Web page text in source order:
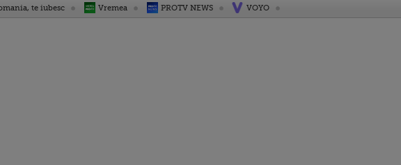
te iubesc Vremea PROTV NEWS VOYO